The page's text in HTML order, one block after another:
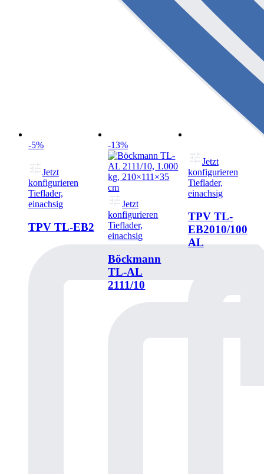
-5%
Jetzt
konfigurieren
Tieflader,
einachsig
TPV TL-EB2
-13%
Jetzt
konfigurieren
Tieflader,
einachsig
Böckmann
TL-AL
2111/10
Jetzt
konfigurieren
Tieflader,
einachsig
TPV TL-
EB2010/100
AL